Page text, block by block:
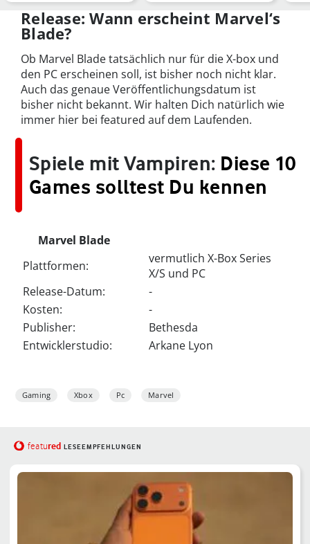
geschmackssicherer …
Release: Wann erscheint Marvel‘s
Blade?
Ob Marvel Blade tatsächlich nur für die X-box und
den PC erscheinen soll, ist bisher noch nicht klar.
Auch das genaue Veröffentlichungsdatum ist
bisher nicht bekannt. Wir halten Dich natürlich wie
immer hier bei featured auf dem Laufenden.
Spiele mit Vampiren: Diese 10
Games solltest Du kennen
Marvel Blade
Plattformen:
vermutlich X-Box Series
X/S und PC
Release-Datum:
-
Kosten:
-
Publisher:
Bethesda
Entwicklerstudio:
Arkane Lyon
Gaming Xbox Pc Marvel
featured LESEEMPFEHLUNGEN